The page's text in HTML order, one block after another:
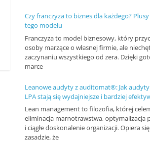
Czy franczyza to biznes dla każdego?
tego modelu
Franczyza to model biznesowy, który
osoby marzące o własnej firmie, ale
zaczynaniu wszystkiego od zera. Dzięki
marce
Leanowe audyty z auditomat®: Jak audyty
LPA stają się wydajniejsze i bardziej
Lean management to filozofia, której
eliminacja marnotrawstwa, optymalizacja
i ciągłe doskonalenie organizacji. Opiera
zasadzie, że